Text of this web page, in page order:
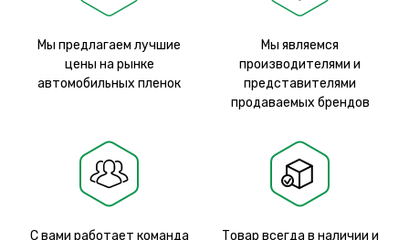
Мы предлагаем лучшие
цены на рынке
автомобильных пленок
Мы являемся
производителями и
представителями
продаваемых брендов
С вами работает команда
Товар всегда в наличии и